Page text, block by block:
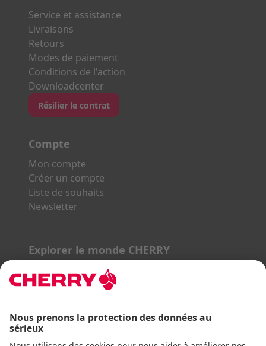
Service et assistance
Livraisons
Retours
Modes de paiement
Conditions de l'action
Downloadcenter
Résilier le contrat
Compte
Mon compte
Créer un compte
Liste de souhaits
Newsletter
Explorer le monde CHERRY
Gaming Series
STREAM Series
ERGO Line